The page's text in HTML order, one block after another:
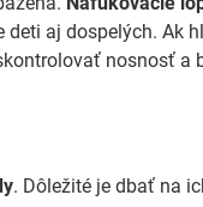
deti aj dospelých. Ak
nosnosť a
. Dôležité je dbať na